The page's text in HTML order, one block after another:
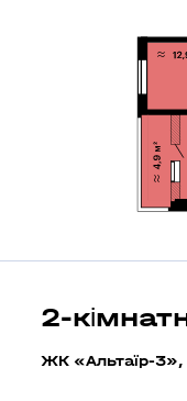
2-
ЖК «Альтаїр-3»,